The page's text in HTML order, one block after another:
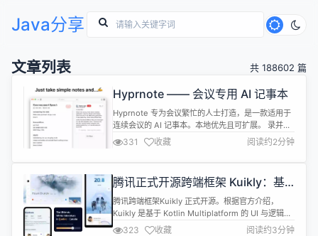
Java分享
文章列表 共 188602 篇
Hyprnote —— 会议专用 AI 记事本
Hyprnote 专为会议繁忙的人士打造，是一款适用于
连续会议的 AI 记事本。本地优先且可扩展。 录并转
录您的会议 从原始会议记录中生成有力的摘要 离线
工作使用开源模型（Whisper和Llama） 高度可扩
展，由插件提供支持 亮点 增强你的笔记 随意记下一
录。 离线和隐私 Hyprnote 是本地优先的...
331 收藏 阅读约2分钟
腾讯正式开源跨端框架 Kuikly：基
于 Kotlin 创建 Android、iOS、鸿
蒙、Web、小程序应用
腾讯跨端框架Kuikly 正式开源。根据官方介绍，
Kuikly 是基于 Kotlin Multiplatform 的 UI 与逻辑全
面跨端综合解决方案，由腾讯大前端领域
323 收藏 阅读约3分钟